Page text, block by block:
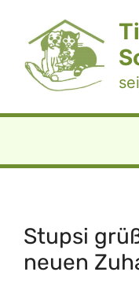
springen
Stupsi
neuen